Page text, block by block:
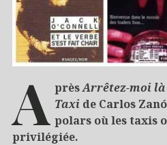
A prèsArrêtez-moi là
Taxide Carlos
polars où les taxis
privilégiée.